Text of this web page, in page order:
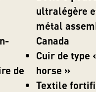
de
ultralégère
métal
Canada
Cuir de type
horse »
Textile